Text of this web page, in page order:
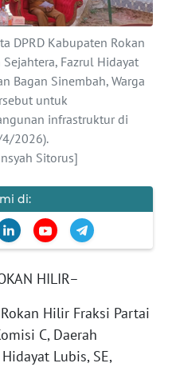
DPRD Kabupaten Rokan
Fazrul Hidayat
Bagan Sinembah, Warga
untuk
infrastruktur di
2026).
Sitorus]
di:
HILIR–
Hilir Fraksi Partai
C, Daerah
Lubis, SE,